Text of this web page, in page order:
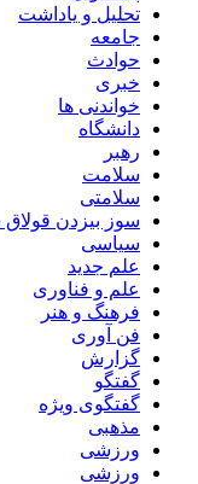
تحلیل و یاداشت
جامعه
حوادث
خبری
خواندنی ها
دانشگاه
رهبر
سلامت
سلامتی
سوز بیزدن
سیاسی
علم جدید
علم و فناوری
فرهنگ و هنر
فن آوری
گزارش
گفتگو
گفتگوی ویژه
مذهبی
ورزشی
ورزشی